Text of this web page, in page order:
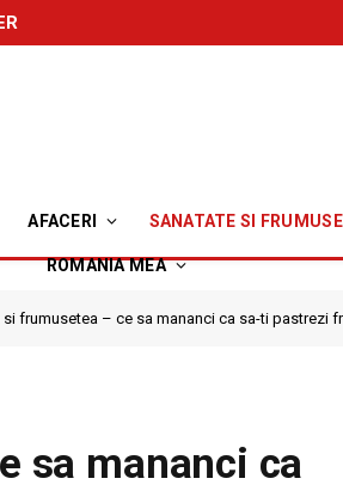
AFACERI SANATATE SI
ROMANIA MEA
frumusetea – ce sa mananci ca sa-ti pastrezi
sa mananci ca